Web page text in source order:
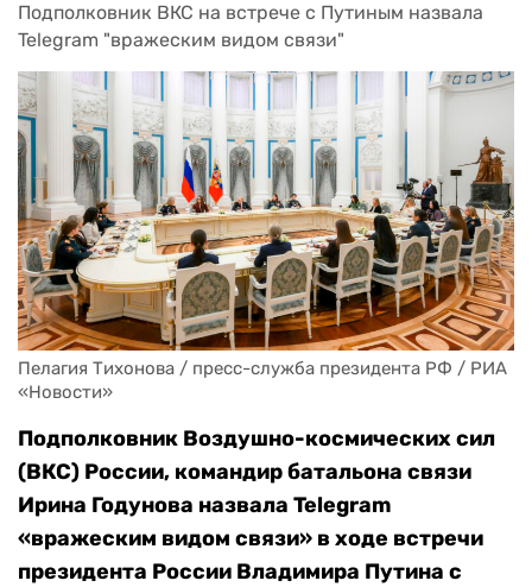
Подполковник ВКС на встрече с Путиным назвала
Telegram "вражеским видом связи"
Пелагия Тихонова / пресс-служба президента РФ / РИА
«Новости»
Подполковник Воздушно-космических сил
(ВКС) России, командир батальона связи
Ирина Годунова назвала Telegram
«вражеским видом связи» в ходе встречи
президента России Владимира Путина с